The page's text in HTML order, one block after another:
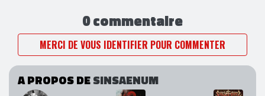
0 commentaire
MERCI DE VOUS IDENTIFIER POUR COMMENTER
A PROPOS DESINSAENUM